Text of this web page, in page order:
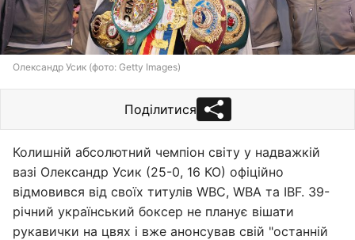
Олександр Усик (фото: Getty Images)
Поділитися
Колишній абсолютний чемпіон світу у надважкій
вазі Олександр Усик (25-0, 16 КО) офіційно
відмовився від своїх титулів WBC, WBA та IBF. 39-
річний український боксер не планує вішати
рукавички на цвях і вже анонсував свій "останній